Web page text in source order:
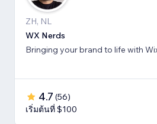
ZH, NL
WX Nerds
Bringing your brand to life with
4.7 (56)
เริ่มต้นที่ $100